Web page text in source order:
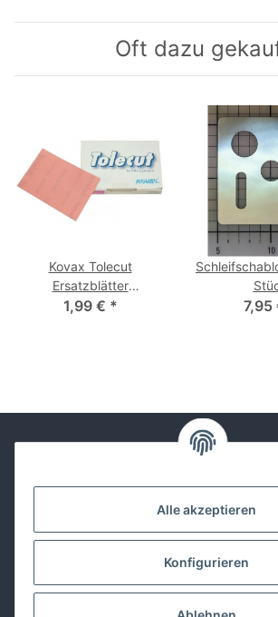
Alle akzeptieren
Konfigurieren
Oft dazu
Kovax Tolecut
Ersatzblätter
verschiedene Körnungen
1,99 € * 7,95
Lackwissen